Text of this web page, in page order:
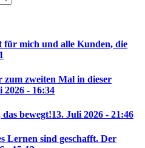
mich und alle Kunden, die
zum zweiten Mal in dieser
2026 - 16:34
bewegt!13. Juli 2026 - 21:46
Lernen sind geschafft. Der